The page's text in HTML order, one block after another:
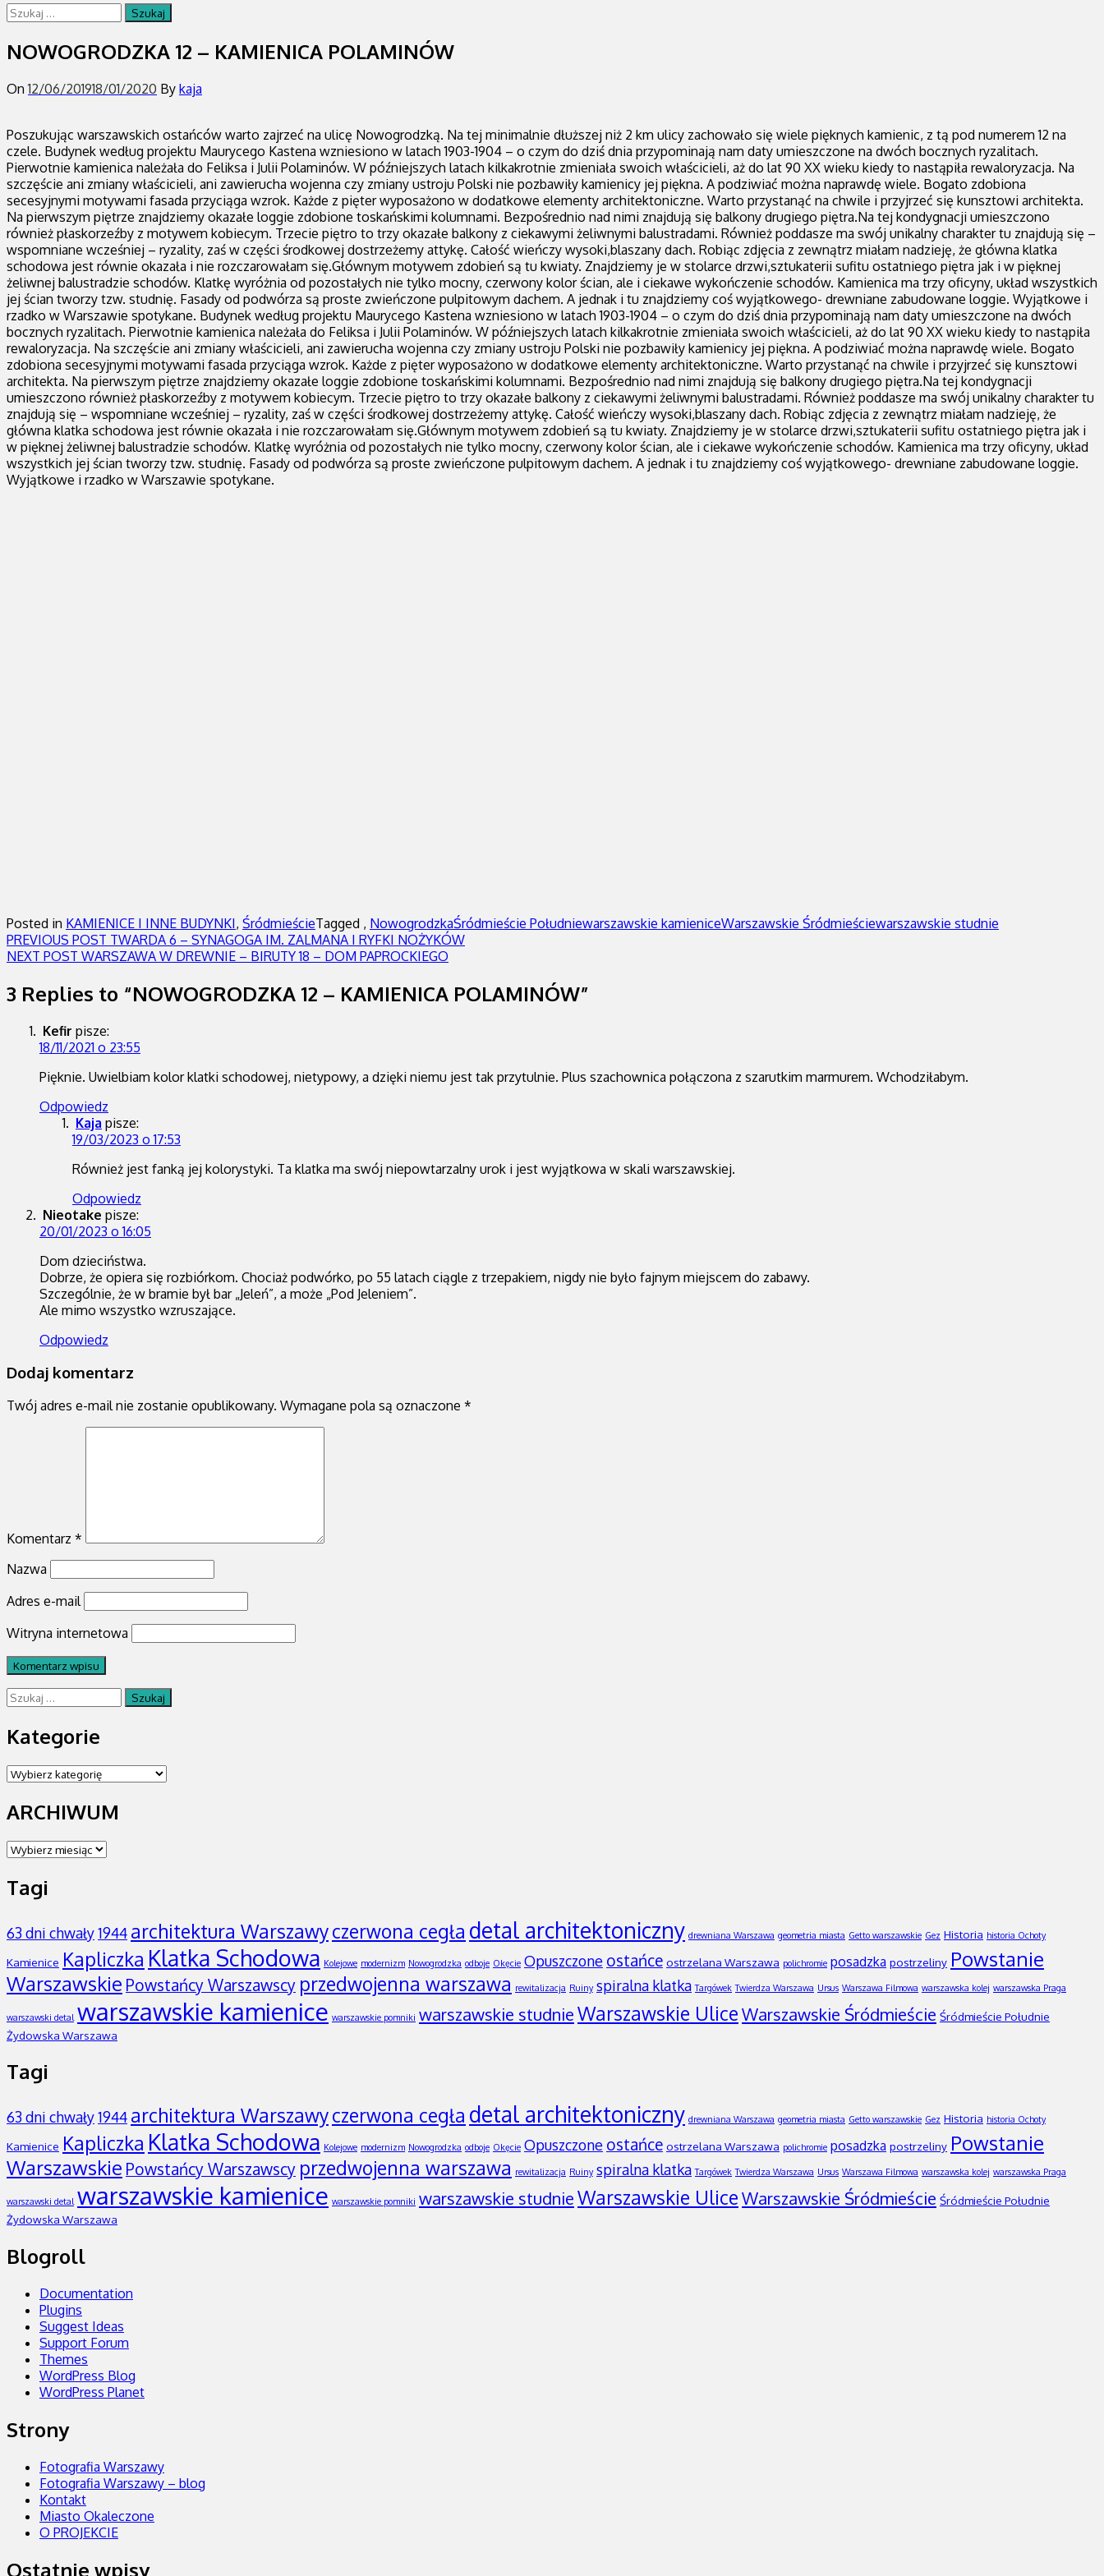
Szukaj:
NOWOGRODZKA 12 – KAMIENICA POLAMINÓW
On12/06/201918/01/2020 By kaja
Poszukując warszawskich ostańców warto zajrzeć na ulicę Nowogrodzką. Na tej minimalnie dłuższej niż 2 km ulicy zachowało się wiele pięknych kamienic, z tą pod numerem 12 na
czele. Budynek według projektu Maurycego Kastena wzniesiono w latach 1903-1904 – o czym do dziś dnia przypominają nam daty umieszczone na dwóch bocznych ryzalitach.
Pierwotnie kamienica należała do Feliksa i Julii Polaminów. W późniejszych latach kilkakrotnie zmieniała swoich właścicieli, aż do lat 90 XX wieku kiedy to nastąpiła rewaloryzacja. Na
szczęście ani zmiany właścicieli, ani zawierucha wojenna czy zmiany ustroju Polski nie pozbawiły kamienicy jej piękna. A podziwiać można naprawdę wiele. Bogato zdobiona
secesyjnymi motywami fasada przyciąga wzrok. Każde z pięter wyposażono w dodatkowe elementy architektoniczne. Warto przystanąć na chwile i przyjrzeć się kunsztowi architekta.
Na pierwszym piętrze znajdziemy okazałe loggie zdobione toskańskimi kolumnami. Bezpośrednio nad nimi znajdują się balkony drugiego piętra.Na tej kondygnacji umieszczono
również płaskorzeźby z motywem kobiecym. Trzecie piętro to trzy okazałe balkony z ciekawymi żeliwnymi balustradami. Również poddasze ma swój unikalny charakter tu znajdują się –
wspomniane wcześniej – ryzality, zaś w części środkowej dostrzeżemy attykę. Całość wieńczy wysoki,blaszany dach. Robiąc zdjęcia z zewnątrz miałam nadzieję, że główna klatka
schodowa jest równie okazała i nie rozczarowałam się.Głównym motywem zdobień są tu kwiaty. Znajdziemy je w stolarce drzwi,sztukaterii sufitu ostatniego piętra jak i w pięknej
żeliwnej balustradzie schodów. Klatkę wyróżnia od pozostałych nie tylko mocny, czerwony kolor ścian, ale i ciekawe wykończenie schodów. Kamienica ma trzy oficyny, układ wszystkich
jej ścian tworzy tzw. studnię. Fasady od podwórza są proste zwieńczone pulpitowym dachem. A jednak i tu znajdziemy coś wyjątkowego- drewniane zabudowane loggie. Wyjątkowe i
rzadko w Warszawie spotykane. Budynek według projektu Maurycego Kastena wzniesiono w latach 1903-1904 – o czym do dziś dnia przypominają nam daty umieszczone na dwóch
bocznych ryzalitach. Pierwotnie kamienica należała do Feliksa i Julii Polaminów. W późniejszych latach kilkakrotnie zmieniała swoich właścicieli, aż do lat 90 XX wieku kiedy to nastąpiła
rewaloryzacja. Na szczęście ani zmiany właścicieli, ani zawierucha wojenna czy zmiany ustroju Polski nie pozbawiły kamienicy jej piękna. A podziwiać można naprawdę wiele. Bogato
zdobiona secesyjnymi motywami fasada przyciąga wzrok. Każde z pięter wyposażono w dodatkowe elementy architektoniczne. Warto przystanąć na chwile i przyjrzeć się kunsztowi
architekta. Na pierwszym piętrze znajdziemy okazałe loggie zdobione toskańskimi kolumnami. Bezpośrednio nad nimi znajdują się balkony drugiego piętra.Na tej kondygnacji
umieszczono również płaskorzeźby z motywem kobiecym. Trzecie piętro to trzy okazałe balkony z ciekawymi żeliwnymi balustradami. Również poddasze ma swój unikalny charakter tu
znajdują się – wspomniane wcześniej – ryzality, zaś w części środkowej dostrzeżemy attykę. Całość wieńczy wysoki,blaszany dach. Robiąc zdjęcia z zewnątrz miałam nadzieję, że
główna klatka schodowa jest równie okazała i nie rozczarowałam się.Głównym motywem zdobień są tu kwiaty. Znajdziemy je w stolarce drzwi,sztukaterii sufitu ostatniego piętra jak i
w pięknej żeliwnej balustradzie schodów. Klatkę wyróżnia od pozostałych nie tylko mocny, czerwony kolor ścian, ale i ciekawe wykończenie schodów. Kamienica ma trzy oficyny, układ
wszystkich jej ścian tworzy tzw. studnię. Fasady od podwórza są proste zwieńczone pulpitowym dachem. A jednak i tu znajdziemy coś wyjątkowego- drewniane zabudowane loggie.
Wyjątkowe i rzadko w Warszawie spotykane.
Posted in KAMIENICE I INNE BUDYNKI, ŚródmieścieTagged , NowogrodzkaŚródmieście Południewarszawskie kamieniceWarszawskie Śródmieściewarszawskie studnie
Nawigacja
wpisu
PREVIOUS POST Previous
post:
TWARDA 6 – SYNAGOGA IM. ZALMANA I RYFKI NOŻYKÓW
NEXT POST Next
WARSZAWA W DREWNIE – BIRUTY 18 – DOM PAPROCKIEGO
3 Replies to “NOWOGRODZKA 12 – KAMIENICA POLAMINÓW”
Kefir pisze:
18/11/2021 o 23:55
Pięknie. Uwielbiam kolor klatki schodowej, nietypowy, a dzięki niemu jest tak przytulnie. Plus szachownica połączona z szarutkim marmurem. Wchodziłabym.
Odpowiedz
Kaja pisze:
19/03/2023 o 17:53
Również jest fanką jej kolorystyki. Ta klatka ma swój niepowtarzalny urok i jest wyjątkowa w skali warszawskiej.
Odpowiedz
Nieotake pisze:
20/01/2023 o 16:05
Dom dzieciństwa.
Dobrze, że opiera się rozbiórkom. Chociaż podwórko, po 55 latach ciągle z trzepakiem, nigdy nie było fajnym miejscem do zabawy.
Szczególnie, że w bramie był bar „Jeleń”, a może „Pod Jeleniem”.
Ale mimo wszystko wzruszające.
Odpowiedz
Dodaj komentarz
Twój adres e-mail nie zostanie opublikowany. Wymagane pola są oznaczone *
Komentarz *
Nazwa
Adres e-mail
Witryna internetowa
Szukaj:
Kategorie
Kategorie
ARCHIWUM
ARCHIWUM
Tagi
63 dni chwały1944 architektura Warszawyczerwona cegła detal architektoniczny drewniana Warszawa geometria miasta Getto warszawskie Gez Historia historia Ochoty
Kamienice Kapliczka Klatka Schodowa Kolejowe modernizm Nowogrodzka odboje Okęcie Opuszczone ostańce ostrzelana Warszawa polichromie posadzka postrzeliny Powstanie
Warszawskie Powstańcy Warszawscy przedwojenna warszawa rewitalizacja Ruiny spiralna klatka Targówek Twierdza Warszawa Ursus Warszawa Filmowa warszawska kolej warszawska Praga
warszawski detal warszawskie kamienice warszawskie pomniki warszawskie studnieWarszawskie UliceWarszawskie Śródmieście Śródmieście Południe
Żydowska Warszawa
Tagi
63 dni chwały1944 architektura Warszawyczerwona cegła detal architektoniczny drewniana Warszawa geometria miasta Getto warszawskie Gez Historia historia Ochoty
Kamienice Kapliczka Klatka Schodowa Kolejowe modernizm Nowogrodzka odboje Okęcie Opuszczone ostańce ostrzelana Warszawa polichromie posadzka postrzeliny Powstanie
Warszawskie Powstańcy Warszawscy przedwojenna warszawa rewitalizacja Ruiny spiralna klatka Targówek Twierdza Warszawa Ursus Warszawa Filmowa warszawska kolej warszawska Praga
warszawski detal warszawskie kamienice warszawskie pomniki warszawskie studnieWarszawskie UliceWarszawskie Śródmieście Śródmieście Południe
Żydowska Warszawa
Blogroll
Documentation
Plugins
Suggest Ideas
Support Forum
Themes
WordPress Blog
WordPress Planet
Strony
Fotografia Warszawy
Fotografia Warszawy – blog
Kontakt
Miasto Okaleczone
O PROJEKCIE
Ostatnie wpisy